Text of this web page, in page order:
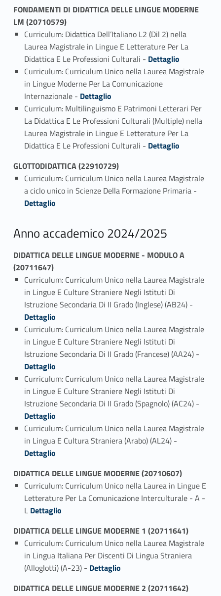
FONDAMENTI DI DIDATTICA DELLE LINGUE MODERNE
LM (20710579)
Curriculum: Didattica Dell’Italiano L2 (Dil 2) nella
Laurea Magistrale in Lingue E Letterature Per La
Didattica E Le Professioni Culturali - Link identifier #identifier_person_138635-1
Dettaglio
Curriculum: Curriculum Unico nella Laurea Magistrale
in Lingue Moderne Per La Comunicazione
Internazionale - Link identifier #identifier_person_16354-2
Dettaglio
Curriculum: Multilinguismo E Patrimoni Letterari Per
La Didattica E Le Professioni Culturali (Multiple) nella
Laurea Magistrale in Lingue E Letterature Per La
Didattica E Le Professioni Culturali - Link identifier #identifier_person_126960-3
Dettaglio
GLOTTODIDATTICA (22910729)
Curriculum: Curriculum Unico nella Laurea Magistrale
a ciclo unico in Scienze Della Formazione Primaria -
Dettaglio
Anno accademico 2024/2025
DIDATTICA DELLE LINGUE MODERNE - MODULO A
(20711647)
Curriculum: Curriculum Unico nella Laurea Magistrale
in Lingue E Culture Straniere Negli Istituti Di
Istruzione Secondaria Di II Grado (Inglese) (AB24) -
Dettaglio
Curriculum: Curriculum Unico nella Laurea Magistrale
in Lingue E Culture Straniere Negli Istituti Di
Istruzione Secondaria Di II Grado (Francese) (AA24) -
Dettaglio
Curriculum: Curriculum Unico nella Laurea Magistrale
in Lingue E Culture Straniere Negli Istituti Di
Istruzione Secondaria Di II Grado (Spagnolo) (AC24) -
Dettaglio
Curriculum: Curriculum Unico nella Laurea Magistrale
in Lingua E Cultura Straniera (Arabo) (AL24) - Link identifier #identifier_person_185902-4
Dettaglio
DIDATTICA DELLE LINGUE MODERNE (20710607)
Curriculum: Curriculum Unico nella Laurea in Lingue E
Letterature Per La Comunicazione Interculturale - A -
L Link identifier #identifier_person_52380-1
Dettaglio
DIDATTICA DELLE LINGUE MODERNE 1 (20711641)
Curriculum: Curriculum Unico nella Laurea Magistrale
in Lingua Italiana Per Discenti Di Lingua Straniera
(Alloglotti) (A-23) - Link identifier #identifier_person_27644-1
Dettaglio
DIDATTICA DELLE LINGUE MODERNE 2 (20711642)